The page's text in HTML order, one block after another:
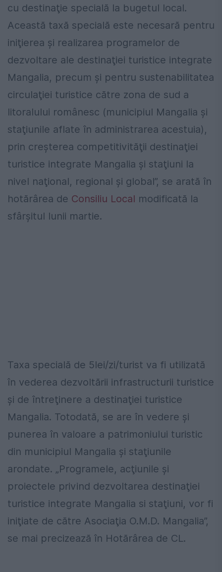
cu destinaţie specială la bugetul local.
Această taxă specială este necesară pentru
iniţierea şi realizarea programelor de
dezvoltare ale destinaţiei turistice integrate
Mangalia, precum şi pentru sustenabilitatea
circulaţiei turistice către zona de sud a
litoralului românesc (municipiul Mangalia şi
staţiunile aflate în administrarea acestuia),
prin creşterea competitivităţii destinaţiei
turistice integrate Mangalia şi staţiuni la
nivel naţional, regional şi global”, se arată în
hotărârea de Consiliu Local modificată la
sfârşitul lunii martie.
Taxa specială de 5lei/zi/turist va fi utilizată
în vederea dezvoltării infrastructurii turistice
şi de întreţinere a destinaţiei turistice
Mangalia. Totodată, se are în vedere şi
punerea în valoare a patrimoniului turistic
din municipiul Mangalia şi staţiunile
arondate. „Programele, acţiunile şi
proiectele privind dezvoltarea destinaţiei
turistice integrate Mangalia si staţiuni, vor fi
iniţiate de către Asociaţia O.M.D. Mangalia”,
se mai precizează în Hotărârea de CL.